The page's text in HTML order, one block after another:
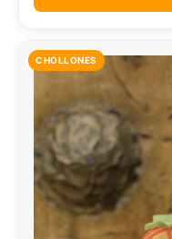
CHOLLONES